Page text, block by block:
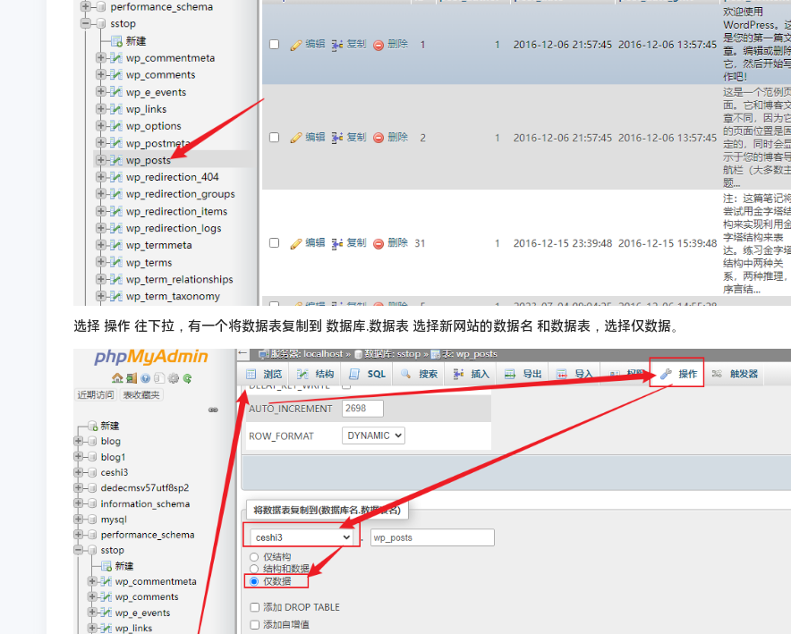
选择 操作 往下拉，有一个将数据表复制到 数据库.数据表 选择新网站的数据名 和数据表，选择仅数据。